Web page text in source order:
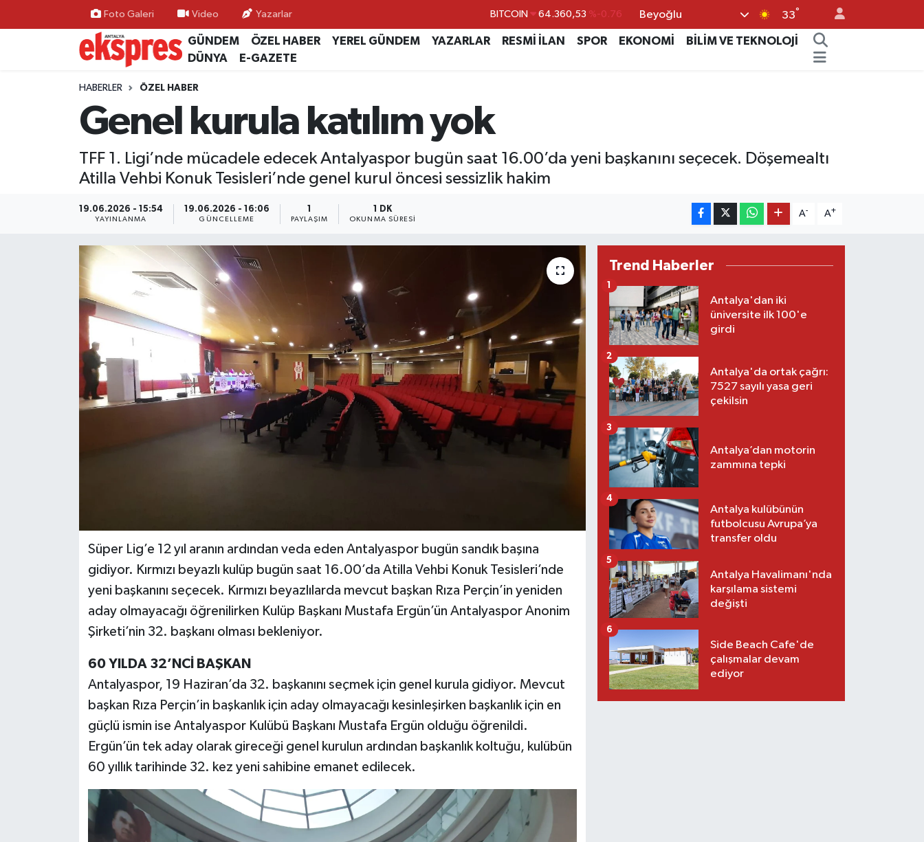
Foto Galeri Video Yazarlar DOLAR 47,7069 %0.17
EURO 55,0265 %0.01
Beyoğlu 33°
GÜNDEM ÖZEL HABER YEREL GÜNDEM YAZARLAR RESMİ İLAN SPOR EKONOMİ
BİLİM VE TEKNOLOJİ
DÜNYA
E-GAZETE
HABERLER ÖZEL HABER
Genel kurula katılım yok
TFF 1. Ligi’nde mücadele edecek Antalyaspor bugün saat 16.00’da yeni başkanını seçecek. Döşemealtı
Atilla Vehbi Konuk Tesisleri’nde genel kurul öncesi sessizlik hakim
19.06.2026 - 15:54
YAYINLANMA
19.06.2026 - 16:06
GÜNCELLEME
1
PAYLAŞIM
1 DK
OKUNMA SÜRESI
A- A+
Süper Lig’e 12 yıl aranın ardından veda eden Antalyaspor bugün sandık başına
gidiyor. Kırmızı beyazlı kulüp bugün saat 16.00’da Atilla Vehbi Konuk Tesisleri’nde
yeni başkanını seçecek. Kırmızı beyazlılarda mevcut başkan Rıza Perçin’in yeniden
aday olmayacağı öğrenilirken Kulüp Başkanı Mustafa Ergün’ün Antalyaspor Anonim
Şirketi’nin 32. başkanı olması bekleniyor.
60 YILDA 32’NCİ BAŞKAN
Antalyaspor, 19 Haziran’da 32. başkanını seçmek için genel kurula gidiyor. Mevcut
başkan Rıza Perçin’in başkanlık için aday olmayacağı kesinleşirken başkanlık için en
güçlü ismin ise Antalyaspor Kulübü Başkanı Mustafa Ergün olduğu öğrenildi.
Ergün’ün tek aday olarak gireceği genel kurulun ardından başkanlık koltuğu, kulübün
60 yıllık tarihinde 32. kez yeni sahibine emanet edilecek.
Trend Haberler
Antalya'dan iki
üniversite ilk 100'e
girdi
1
Antalya'da ortak çağrı:
7527 sayılı yasa geri
çekilsin
2
Antalya’dan motorin
zammına tepki
3
Antalya kulübünün
futbolcusu Avrupa’ya
transfer oldu
4
Antalya Havalimanı'nda
karşılama sistemi
değişti
5
Side Beach Cafe'de
çalışmalar devam
ediyor
6
ÖZEL HABER
GÜNDEM
YEREL GÜNDEM
EKONOMİ
SAĞLIK
TURİZM
RESMİ İLAN
MAGAZİN
Nöbetçi Eczaneler
Hava Durumu
Trafik Durumu
Süper Lig Puan Durumu ve Fikstür
Haber Arşivi